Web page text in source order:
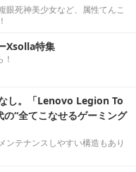
眼死神美少女など、属性てんこ
Xsolla特集
し。「Lenovo Legion To
“全てこなせるゲーミング
ンテナンスしやすい構造もあり